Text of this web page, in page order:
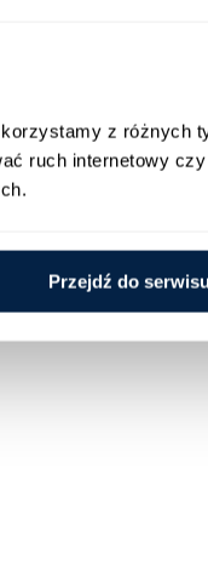
z różnych
ruch internetowy
Przejdź do